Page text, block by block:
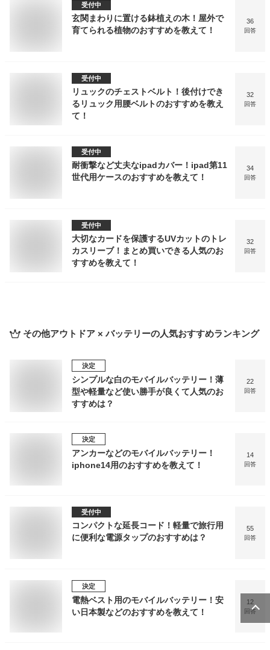
受付中
玄関まわりに置ける鉢植えの木！屋外で
育てられる植物のおすすめを教えて！
36
回答
受付中
リュックのチェストベルト！後付けでき
るリュック用腰ベルトのおすすめを教え
て！
32
回答
受付中
耐衝撃など丈夫なipadカバー！ipad第11
世代用ケースのおすすめを教えて！
34
回答
受付中
大切なカードを保護するUVカットのトレ
カスリーブ！まとめ買いできる人気のお
すすめを教えて！
32
回答
その他アウトドア × バッテリーの人気おすすめランキング
決定
シンプルな白のモバイルバッテリー！薄
型や軽量など使い勝手が良くて人気のお
すすめは？
22
回答
決定
アンカーなどのモバイルバッテリー！
iphone14用のおすすめを教えて！
14
回答
受付中
コンパクトな延長コード！軽量で旅行用
に便利な電源タップのおすすめは？
55
回答
決定
電熱ベスト用のモバイルバッテリー！安
い日本製などのおすすめを教えて！
12
回答